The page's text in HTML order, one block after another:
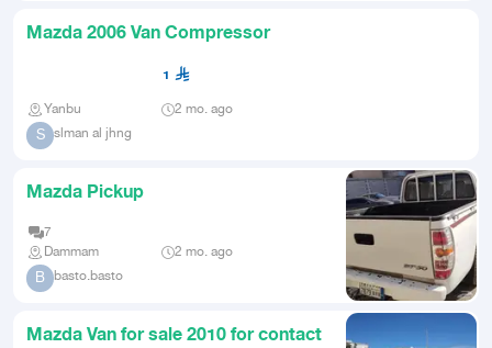
Mazda 2006 Van Compressor
1
Yanbu 2 mo. ago
S slman al jhng
Mazda Pickup
7
Dammam
2 mo. ago
B basto.basto
Mazda Van for sale 2010 for contact